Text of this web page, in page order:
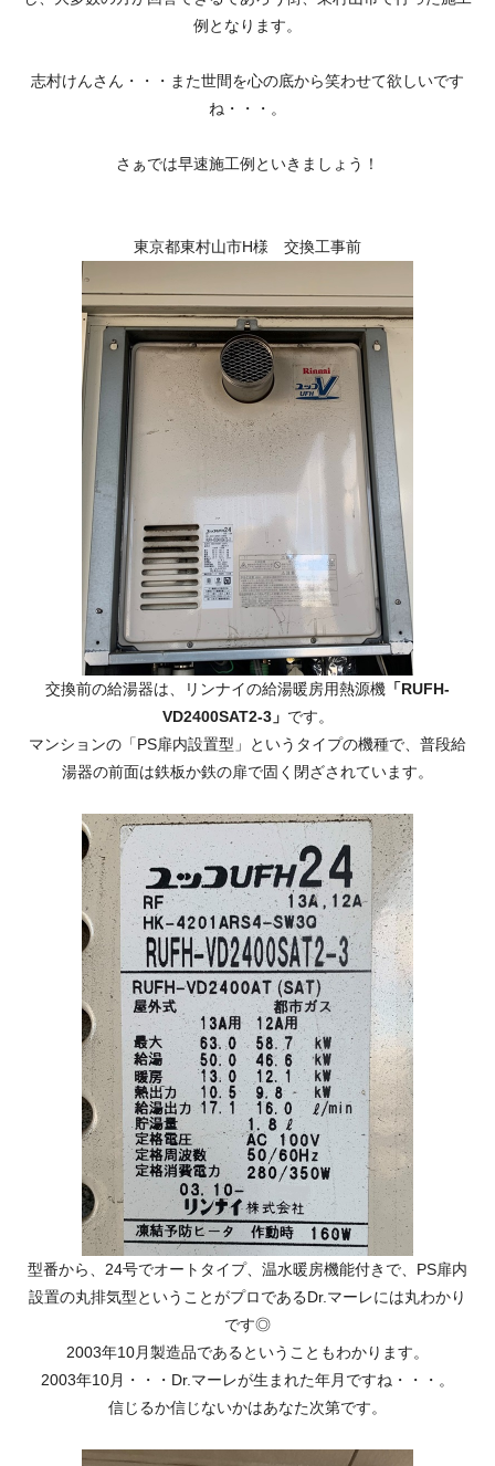
例となります。
志村けんさん・・・また世間を心の底から笑わせて欲しいです
ね・・・。
さぁでは早速施工例といきましょう！
東京都東村山市H様 交換工事前
交換前の給湯器は、リンナイの給湯暖房用熱源機 「RUFH-
VD2400SAT2-3」 です。
マンションの「PS扉内設置型」というタイプの機種で、普段給
湯器の前面は鉄板か鉄の扉で固く閉ざされています。
型番から、24号でオートタイプ、温水暖房機能付きで、PS扉内
設置の丸排気型ということがプロであるDr.マーレには丸わかり
です◎
2003年10月製造品であるということもわかります。
2003年10月・・・Dr.マーレが生まれた年月ですね・・・。
信じるか信じないかはあなた次第です。